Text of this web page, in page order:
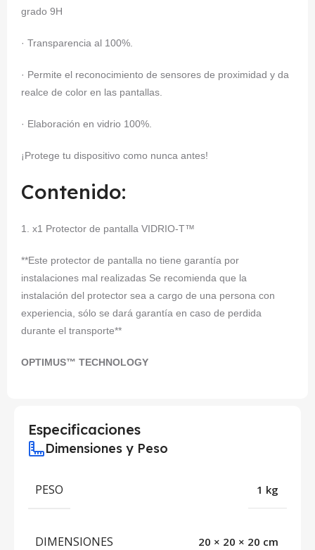
grado 9H
· Transparencia al 100%.
· Permite el reconocimiento de sensores de proximidad y da
realce de color en las pantallas.
· Elaboración en vidrio 100%.
¡Protege tu dispositivo como nunca antes!
Contenido:
1. x1 Protector de pantalla VIDRIO-T™
**Este protector de pantalla no tiene garantía por
instalaciones mal realizadas Se recomienda que la
instalación del protector sea a cargo de una persona con
experiencia, sólo se dará garantía en caso de perdida
durante el transporte**
OPTIMUS™ TECHNOLOGY
Especificaciones
Dimensiones y Peso
PESO 1 kg
DIMENSIONES 20 × 20 × 20 cm